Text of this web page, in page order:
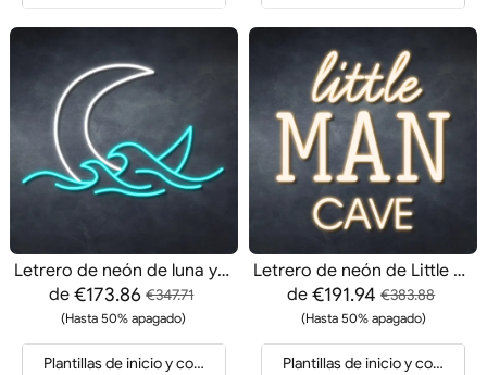
Letrero de neón de luna y olas
de €173.86 €347.71
(Hasta 50% apagado)
Plantillas de inicio y cotización
Letrero de neón de Little Man Cave
de €191.94 €383.88
(Hasta 50% apagado)
Plantillas de inicio y cotización